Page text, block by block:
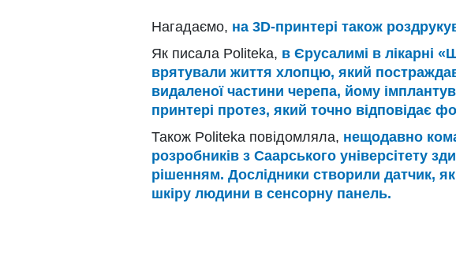
Нагадаємо, на 3D-принтері також
Як писала Politeka, в Єрусалимі в лікарні
врятували життя хлопцю, який постраждав
видаленої частини черепа, йому
принтері протез, який точно відповідає
Також Politeka повідомляла, нещодавно
розробників з Саарського універсітету
рішенням. Дослідники створили датчик,
шкіру людини в сенсорну панель.